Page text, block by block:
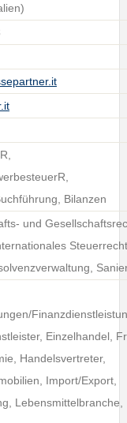
Bilanzen
und
Einzelhandel,
Handelsvertreter,
Import/Export,
Lebensmittelbranche,